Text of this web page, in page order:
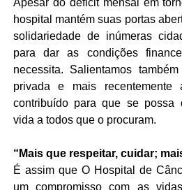
Apesar do déficit mensal em
hospital mantém suas portas
solidariedade de inúmeras
para dar as condições
necessita. Salientamos
privada e mais
contribuído para que se possa
vida a todos que o procuram.
“Mais que respeitar, cuidar;
É assim que O Hospital de
um compromisso com as